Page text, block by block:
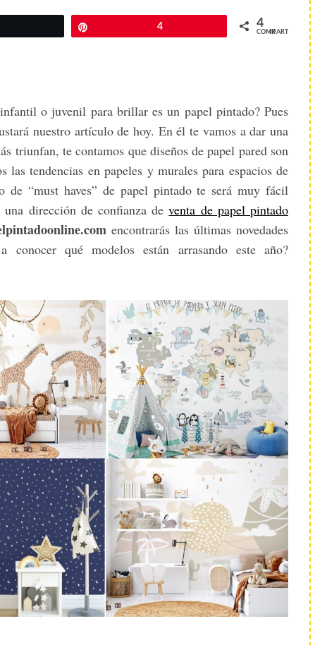
4 4
COMPARTIR
o juvenil para brillar es un papel pintado? Pues
nuestro artículo de hoy. En él te vamos a dar una
triunfan, te contamos que diseños de papel pared son
las tendencias en papeles y murales para espacios de
de “must haves” de papel pintado te será muy fácil
dirección de confianza deventa de papel pintado
encontrarás las últimas novedades
conocer qué modelos están arrasando este año?